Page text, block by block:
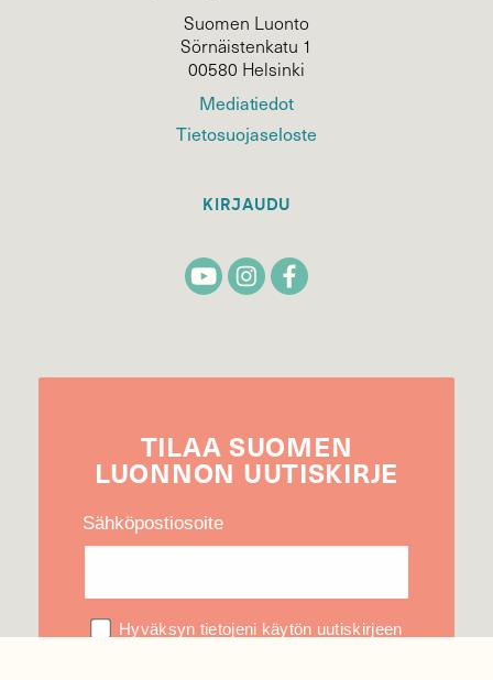
Suomen Luonto
Sörnäistenkatu 1
00580 Helsinki
Mediatiedot
Tietosuojaseloste
KIRJAUDU
TILAA SUOMEN
LUONNON UUTIS­KIRJE
Sähköpostiosoite
Hyväksyn tietojeni käytön uutiskirjeen